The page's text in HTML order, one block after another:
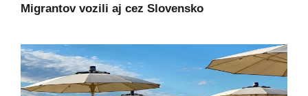
Migrantov vozili aj cez Slovensko